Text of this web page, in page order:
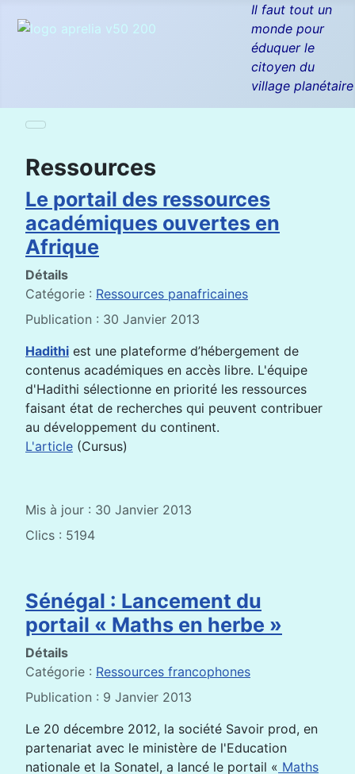
Il faut tout un
monde pour
éduquer le
citoyen du
village planétaire
Ressources
Le portail des ressources
académiques ouvertes en
Afrique
Détails
Catégorie : Ressources panafricaines
Publication : 30 Janvier 2013
Hadithi est une plateforme d’hébergement de
contenus académiques en accès libre. L'équipe
d'Hadithi sélectionne en priorité les ressources
faisant état de recherches qui peuvent contribuer
au développement du continent.
L'article (Cursus)
Mis à jour : 30 Janvier 2013
Clics : 5194
Sénégal : Lancement du
portail « Maths en herbe »
Détails
Catégorie : Ressources francophones
Publication : 9 Janvier 2013
Le 20 décembre 2012, la société Savoir prod, en
partenariat avec le ministère de l'Education
nationale et la Sonatel, a lancé le portail « Maths